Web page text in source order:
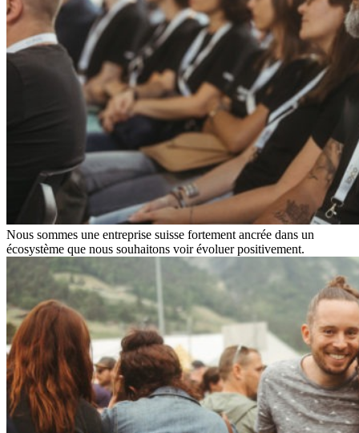
Nous sommes une entreprise suisse fortement ancrée dans un
écosystème que nous souhaitons voir évoluer positivement.